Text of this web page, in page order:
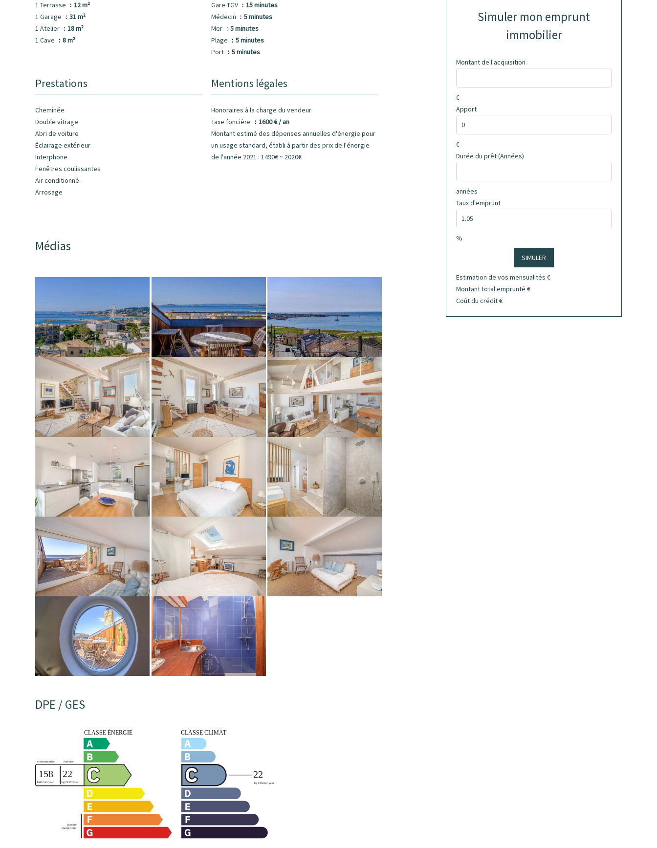
1 Terrasse
12 m²
1 Garage
31 m²
1 Atelier
18 m²
1 Cave
8 m²
Gare TGV
15 minutes
Médecin
5 minutes
Mer
5 minutes
Plage
5 minutes
Port
5 minutes
Prestations
Cheminée
Double vitrage
Abri de voiture
Éclairage extérieur
Interphone
Fenêtres coulissantes
Air conditionné
Arrosage
Mentions légales
Honoraires à la charge du vendeur
Taxe foncière
1600 € / an
Montant estimé des dépenses annuelles d'énergie pour
un usage standard, établi à partir des prix de l'énergie
de l'année 2021 : 1490€ ~ 2020€
Médias
DPE / GES
Simuler mon emprunt
immobilier
Montant de l'acquisition
€
Apport
€
Durée du prêt (Années)
années
Taux d'emprunt
%
SIMULER
Estimation de vos mensualités €
Montant total emprunté €
Coût du crédit€